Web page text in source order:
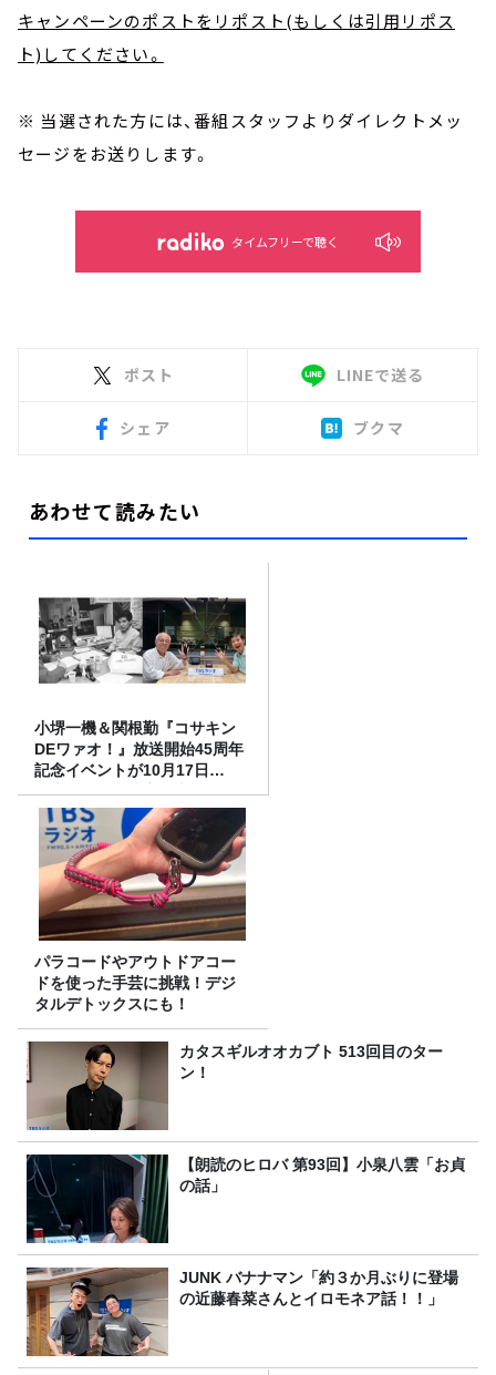
キャンペーンのポストをリポスト(もしくは引用リポス
ト)してください。
※ 当選された方には、番組スタッフよりダイレクトメッ
セージをお送りします。
タイムフリーで聴く
ポスト LINEで送る
シェア ブクマ
あわせて読みたい
小堺一機＆関根勤『コサキン
DEワァオ！』放送開始45周年
記念イベントが10月17日
（土）に開催決定！本日より
FC先行受付スタート！
パラコードやアウトドアコー
ドを使った手芸に挑戦！デジ
タルデトックスにも！
カタスギルオオカブト 513回目のター
ン！
【朗読のヒロバ 第93回】小泉八雲「お貞
の話」
JUNK バナナマン「約３か月ぶりに登場
の近藤春菜さんとイロモネア話！！」